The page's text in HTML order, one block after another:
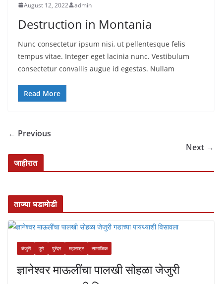
August 12, 2022 admin
Destruction in Montania
Nunc consectetur ipsum nisi, ut pellentesque felis
tempus vitae. Integer eget lacinia nunc. Vestibulum
consectetur convallis augue id egestas. Nullam
Read More
← Previous
Next →
जाहीरात
ताज्या घडामोडी
जेजुरी पुणे पुरंदर महाराष्ट्र सामाजिक
ज्ञानेश्वर माऊलींचा पालखी सोहळा जेजुरी